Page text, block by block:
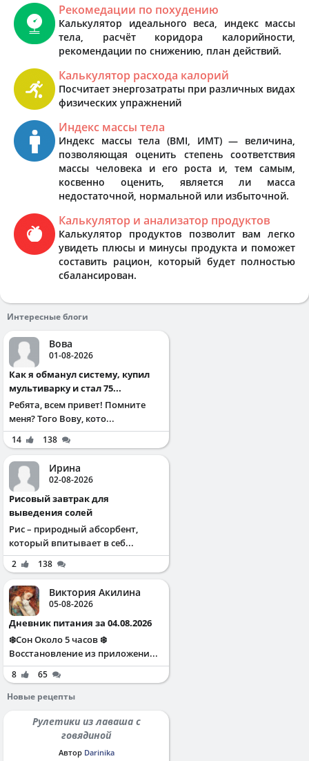
Рекомедации по похудению
Калькулятор идеального веса, индекс массы
тела, расчёт коридора калорийности,
рекомендации по снижению, план действий.
Калькулятор расхода калорий
Посчитает энергозатраты при различных видах
физических упражнений
Индекс массы тела
Индекс массы тела (BMI, ИМТ) — величина,
позволяющая оценить степень соответствия
массы человека и его роста и, тем самым,
косвенно оценить, является ли масса
недостаточной, нормальной или избыточной.
Калькулятор и анализатор продуктов
Калькулятор продуктов позволит вам легко
увидеть плюсы и минусы продукта и поможет
составить рацион, который будет полностью
сбалансирован.
Интересные блоги
Вова
01-08-2026
Как я обманул систему, купил
мультиварку и стал 75...
Ребята, всем привет! Помните
меня? Того Вову, кото...
14 138
Ирина
02-08-2026
Рисовый завтрак для
выведения солей
Рис – природный абсорбент,
который впитывает в себ...
2 138
Виктория Акилина
05-08-2026
Дневник питания за 04.08.2026
❄️Сон Около 5 часов ❄️
Восстановление из приложени...
8
65
Новые рецепты
Рулетики из лаваша с
говядиной
Автор Darinika